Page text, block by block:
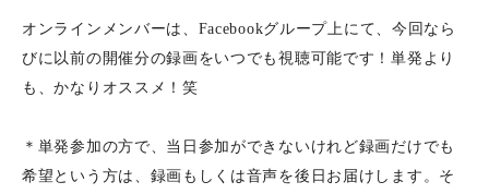
オンラインメンバーは、Facebookグループ上にて、今回なら
びに以前の開催分の録画をいつでも視聴可能です！単発より
も、かなりオススメ！笑
＊単発参加の方で、当日参加ができないけれど録画だけでも
希望という方は、録画もしくは音声を後日お届けします。そ